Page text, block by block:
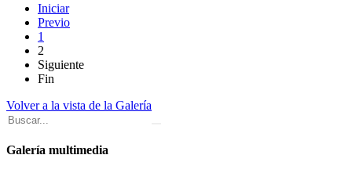
Iniciar
Previo
1
2
Siguiente
Fin
Volver a la vista de la Galería
Galería multimedia